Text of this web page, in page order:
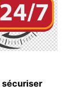
sécuriser